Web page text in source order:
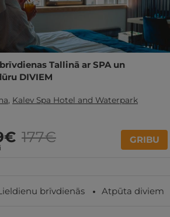
Tallinā ar SPA un
DIVIEM
, Kalev Spa Hotel and Waterpark
177€ GRIBU
brīvdienās Atpūta diviem